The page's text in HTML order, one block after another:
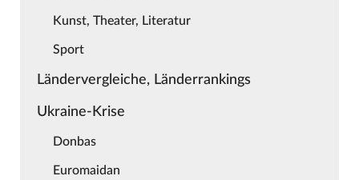
Kunst, Theater, Literatur
Sport
Ländervergleiche, Länderrankings
Ukraine-Krise
Donbas
Euromaidan